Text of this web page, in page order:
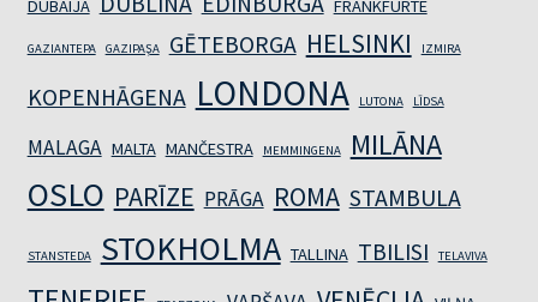
DUBAIJA FRANKFURTE
GAZIANTEPA GAZIPAŞA GĒTEBORGA HELSINKI IZMIRA
KOPENHĀGENA LONDONA LUTONA LĪDSA
MALAGA MALTA MANČESTRA MEMMINGENA MILĀNA
OSLO PARĪZE PRĀGA ROMA STAMBULA
STANSTEDA STOKHOLMA TALLINA TBILISI TELAVIVA